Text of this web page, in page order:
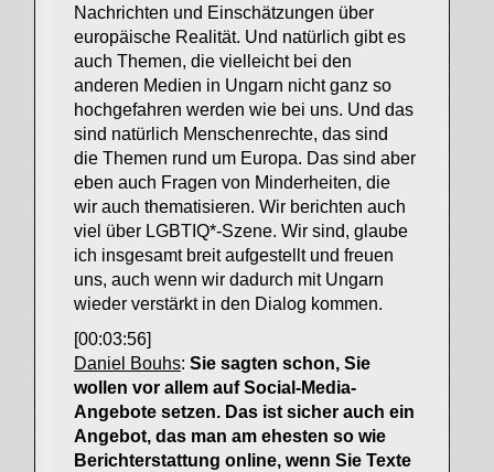
Nachrichten und Einschätzungen über
europäische Realität. Und natürlich gibt es
auch Themen, die vielleicht bei den
anderen Medien in Ungarn nicht ganz so
hochgefahren werden wie bei uns. Und das
sind natürlich Menschenrechte, das sind
die Themen rund um Europa. Das sind aber
eben auch Fragen von Minderheiten, die
wir auch thematisieren. Wir berichten auch
viel über LGBTIQ*-Szene. Wir sind, glaube
ich insgesamt breit aufgestellt und freuen
uns, auch wenn wir dadurch mit Ungarn
wieder verstärkt in den Dialog kommen.
[00:03:56]
Daniel Bouhs: Sie sagten schon, Sie
wollen vor allem auf Social-Media-
Angebote setzen. Das ist sicher auch ein
Angebot, das man am ehesten so wie
Berichterstattung online, wenn Sie Texte